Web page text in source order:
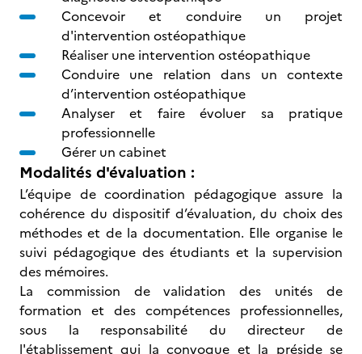
Concevoir et conduire un projet
d'intervention ostéopathique
Réaliser une intervention ostéopathique
Conduire une relation dans un contexte
d’intervention ostéopathique
Analyser et faire évoluer sa pratique
professionnelle
Gérer un cabinet
Modalités d'évaluation :
L’équipe de coordination pédagogique assure la
cohérence du dispositif d’évaluation, du choix des
méthodes et de la documentation. Elle organise le
suivi pédagogique des étudiants et la supervision
des mémoires.
La commission de validation des unités de
formation et des compétences professionnelles,
sous la responsabilité du directeur de
l'établissement qui la convoque et la préside se